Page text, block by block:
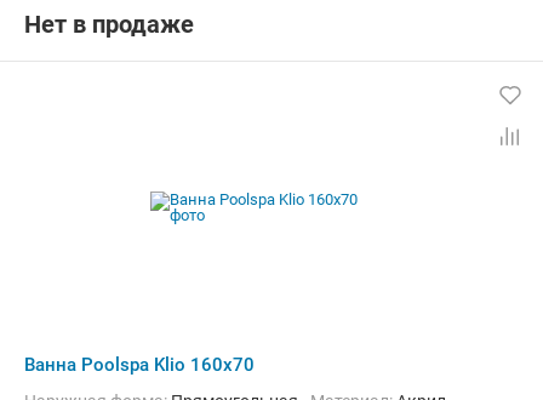
Нет в продаже
Ванна Poolspa Klio 160x70